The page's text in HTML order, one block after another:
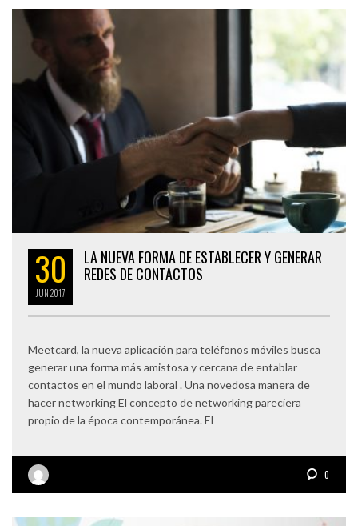
30
JUN2017
LA NUEVA FORMA DE ESTABLECER Y GENERAR
REDES DE CONTACTOS
Meetcard, la nueva aplicación para teléfonos móviles busca
generar una forma más amistosa y cercana de entablar
contactos en el mundo laboral . Una novedosa manera de
hacer networking El concepto de networking pareciera
propio de la época contemporánea. El
0